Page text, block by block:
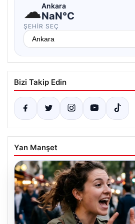
☁Ankara
NaN°C
ŞEHIR SEÇ
Bizi Takip Edin
Yan Manşet